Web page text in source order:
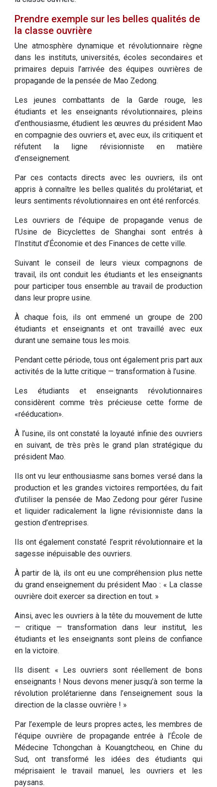
Prendre exemple sur les belles qualités de
la classe ouvrière
Une atmosphère dynamique et révolutionnaire règne
dans les instituts, universités, écoles secondaires et
primaires depuis l’arrivée des équipes ouvrières de
propagande de la pensée de Mao Zedong.
Les jeunes combattants de la Garde rouge, les
étudiants et les enseignants révolutionnaires, pleins
d’enthousiasme, étudient les œuvres du président Mao
en compagnie des ouvriers et, avec eux, ils critiquent et
réfutent la ligne révisionniste en matière
d’enseignement.
Par ces contacts directs avec les ouvriers, ils ont
appris à connaître les belles qualités du prolétariat, et
leurs sentiments révolutionnaires en ont été renforcés.
Les ouvriers de l’équipe de propagande venus de
l’Usine de Bicyclettes de Shanghai sont entrés à
l’Institut d’Économie et des Finances de cette ville.
Suivant le conseil de leurs vieux compagnons de
travail, ils ont conduit les étudiants et les enseignants
pour participer tous ensemble au travail de production
dans leur propre usine.
À chaque fois, ils ont emmené un groupe de 200
étudiants et enseignants et ont travaillé avec eux
durant une semaine tous les mois.
Pendant cette période, tous ont également pris part aux
activités de la lutte critique — transformation à l’usine.
Les étudiants et enseignants révolutionnaires
considèrent comme très précieuse cette forme de
«rééducation».
À l’usine, ils ont constaté la loyauté infinie des ouvriers
en suivant, de très près le grand plan stratégique du
président Mao.
Ils ont vu leur enthousiasme sans bornes versé dans la
production et les grandes victoires remportées, du fait
d’utiliser la pensée de Mao Zedong pour gérer l’usine
et liquider radicalement la ligne révisionniste dans la
gestion d’entreprises.
Ils ont également constaté l’esprit révolutionnaire et la
sagesse inépuisable des ouvriers.
À partir de là, ils ont eu une compréhension plus nette
du grand enseignement du président Mao : « La classe
ouvrière doit exercer sa direction en tout. »
Ainsi, avec les ouvriers à la tête du mouvement de lutte
— critique — transformation dans leur institut, les
étudiants et les enseignants sont pleins de confiance
en la victoire.
Ils disent: « Les ouvriers sont réellement de bons
enseignants ! Nous devons mener jusqu’à son terme la
révolution prolétarienne dans l’enseignement sous la
direction de la classe ouvrière ! »
Par l’exemple de leurs propres actes, les membres de
l’équipe ouvrière de propagande entrée à l’École de
Médecine Tchongchan à Kouangtcheou, en Chine du
Sud, ont transformé les idées des étudiants qui
méprisaient le travail manuel, les ouvriers et les
paysans.